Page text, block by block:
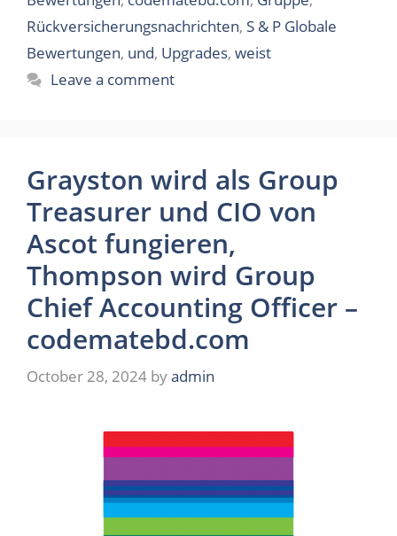
Rückversicherungsnachrichten, S & P Globale
Bewertungen, und, Upgrades, weist
Leave a comment
Grayston wird als Group
Treasurer und CIO von
Ascot fungieren,
Thompson wird Group
Chief Accounting Officer –
codematebd.com
October 28, 2024 byadmin